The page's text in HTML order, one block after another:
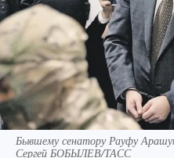
Бывшему сенатору Рауфу
Сергей БОБЫЛЕВ/ТАСС